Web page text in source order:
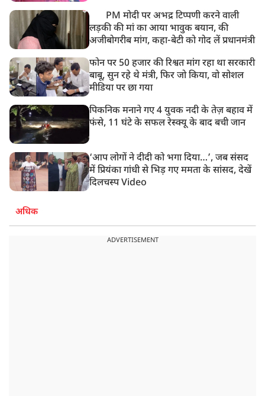
PM मोदी पर अभद्र टिप्पणी करने वाली
लड़की की मां का आया भावुक बयान, की
अजीबोगरीब मांग, कहा-बेटी को गोद लें प्रधानमंत्री
फोन पर 50 हजार की रिश्वत मांग रहा था सरकारी
बाबू, सुन रहे थे मंत्री, फिर जो किया, वो सोशल
मीडिया पर छा गया
पिकनिक मनाने गए 4 युवक नदी के तेज़ बहाव में
फंसे, 11 घंटे के सफल रेस्क्यू के बाद बची जान
‘आप लोगों ने दीदी को भगा दिया…’, जब संसद
में प्रियंका गांधी से भिड़ गए ममता के सांसद, देखें
दिलचस्प Video
अधिक
ADVERTISEMENT